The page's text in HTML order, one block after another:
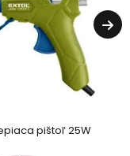
pištoľ 25W